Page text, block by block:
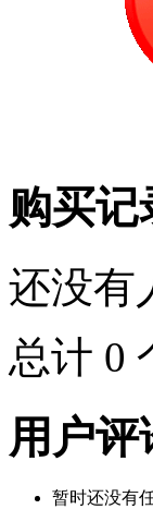
购买记
还没有
总计 0
用户评
暂时还没有